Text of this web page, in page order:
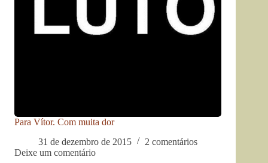
Para Vítor. Com muita dor
31 de dezembro de 2015
2 comentários
Deixe um comentário